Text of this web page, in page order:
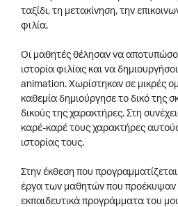
ταξίδι, τη μετακίνηση, την
φιλία.
Οι μαθητές θέλησαν να
ιστορία φιλίας και να
animation. Χωρίστηκαν σε μικρές
καθεμία δημιούργησε το δικό της
δικούς της χαρακτήρες. Στη
καρέ-καρέ τους χαρακτήρες
ιστορίας τους.
Στην έκθεση που
έργα των μαθητών που
εκπαιδευτικά προγράμματα του